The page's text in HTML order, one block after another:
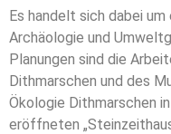
Es handelt sich dabei
Archäologie und
Planungen sind die
Dithmarschen und des
Ökologie Dithmarschen
eröffneten